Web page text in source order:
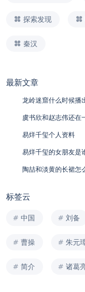
探索发现
秦汉
最新文章
龙岭迷窟什么时候播
虞书欣和赵志伟还在
易烊千玺个人资料
易烊千玺的女朋友是
陶喆和淡黄的长裙怎
标签云
中国 刘备
曹操 朱元
简介 诸葛